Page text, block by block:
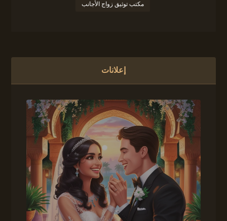
مكتب توثيق زواج الأجانب
إعلانات